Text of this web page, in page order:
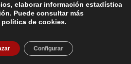
por AF themes.
elaborar información estadística
Puede consultar más
de cookies.
Configurar